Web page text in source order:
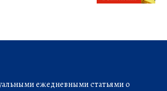
ежедневными статьями о